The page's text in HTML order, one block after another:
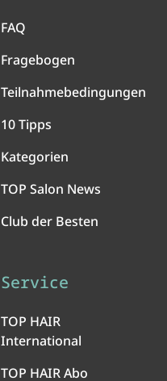
FAQ
Fragebogen
Teilnahmebedingungen
10 Tipps
Kategorien
TOP Salon News
Club der Besten
Service
TOP HAIR
International
TOP HAIR Abo